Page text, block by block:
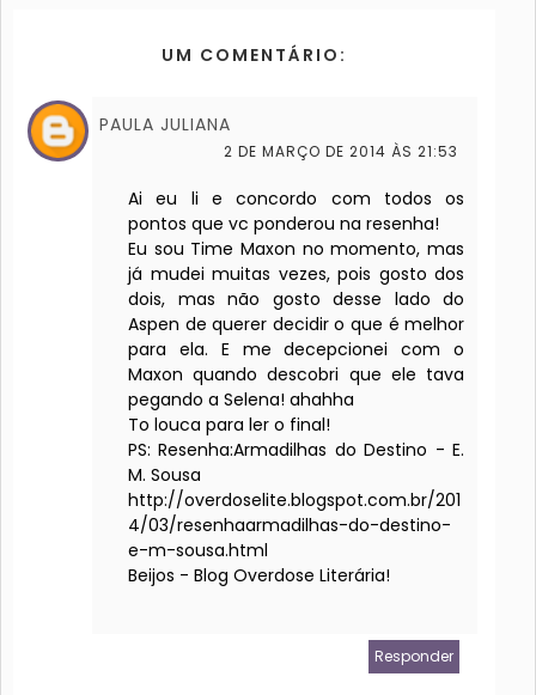
UM COMENTÁRIO:
PAULA JULIANA
2 DE MARÇO DE 2014 ÀS 21:53
Ai eu li e concordo com todos os
pontos que vc ponderou na resenha!
Eu sou Time Maxon no momento, mas
já mudei muitas vezes, pois gosto dos
dois, mas não gosto desse lado do
Aspen de querer decidir o que é melhor
para ela. E me decepcionei com o
Maxon quando descobri que ele tava
pegando a Selena! ahahha
To louca para ler o final!
PS: Resenha:Armadilhas do Destino - E.
M. Sousa
http://overdoselite.blogspot.com.br/201
4/03/resenhaarmadilhas-do-destino-
e-m-sousa.html
Beijos - Blog Overdose Literária!
Responder